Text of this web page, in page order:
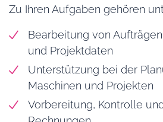
Zu Ihren Aufgaben gehören
Bearbeitung von
und Projektdaten
Unterstützung bei der
Maschinen und Projekten
Vorbereitung, Kontrolle